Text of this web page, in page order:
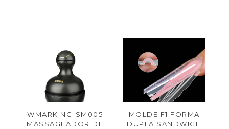
WMARK NG-SM005
MASSAGEADOR DE
MOLDE F1 FORMA
DUPLA SANDWICH